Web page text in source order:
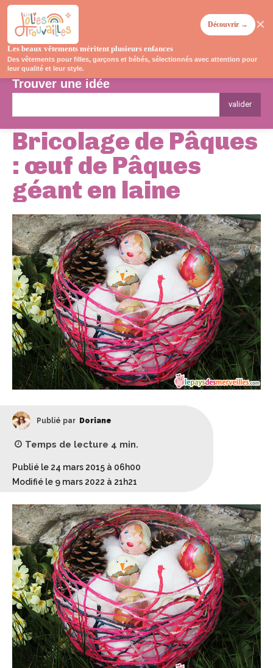
Trouver une idée
valider
Bricolage de Pâques
: œuf de Pâques
géant en laine
Publié par Doriane
Temps de lecture 4 min.
Publié le 24 mars 2015 à 06h00
Modifié le 9 mars 2022 à 21h21
Les beaux vêtements méritent plusieurs enfances
Des vêtements pour filles, garçons et bébés, sélectionnés avec attention pour
leur qualité et leur style.
Découvrir → ✕